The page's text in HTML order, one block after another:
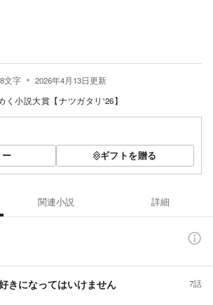
文字 2026年4月13日更新
く小説大賞【ナツガタリ'26】
ギフトを贈る
関連小説 詳細
きになってはいけません 7話